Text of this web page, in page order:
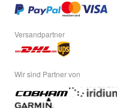
Versandpartner
Wir sind Partner von